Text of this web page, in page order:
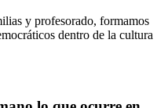
y profesorado, formamos
dentro de la cultura